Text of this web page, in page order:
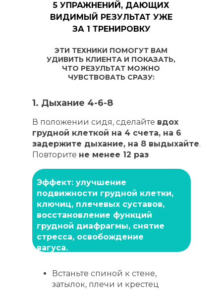
5 УПРАЖНЕНИЙ, ДАЮЩИХ
ВИДИМЫЙ РЕЗУЛЬТАТ УЖЕ
ЗА 1 ТРЕНИРОВКУ
ЭТИ ТЕХНИКИ ПОМОГУТ ВАМ
УДИВИТЬ КЛИЕНТА И ПОКАЗАТЬ,
ЧТО РЕЗУЛЬТАТ МОЖНО
ЧУВСТВОВАТЬ СРАЗУ:
Эффект: улучшение
подвижности грудной клетки,
ключиц, плечевых суставов,
восстановление функций
грудной диафрагмы, снятие
стресса, освобождение
вагуса.
1. Дыхание 4-6-8
Встаньте спиной к стене,
затылок, плечи и крестец
В положении сидя, сделайте вдох
грудной клеткой на 4 счета, на 6
задержите дыхание, на 8 выдыхайте.
Повторите не менее 12 раз